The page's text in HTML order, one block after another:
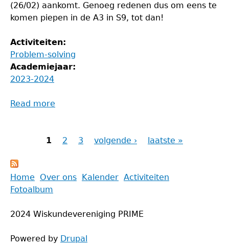
(26/02) aankomt. Genoeg redenen dus om eens te
komen piepen in de A3 in S9, tot dan!
Activiteiten:
Problem-solving
Academiejaar:
2023-2024
Read more
(19/2)
Pagina's
1 2 3 volgende › laatste »
Back
to
Main
menu
Home Over ons Kalender Activiteiten
Fotoalbum
2024 Wiskundevereniging PRIME
Powered by Drupal